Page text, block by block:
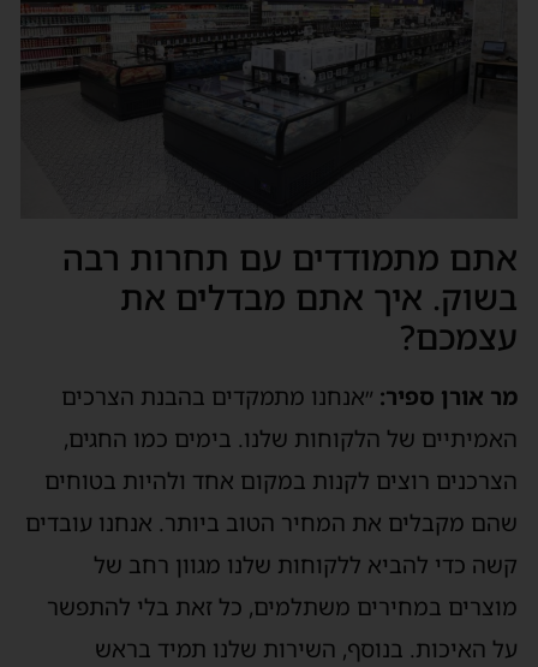
אתם מתמודדים עם תחרות רבה
בשוק. איך אתם מבדלים את
עצמכם?
מר אורן ספיר: ״אנחנו מתמקדים בהבנת הצרכים
האמיתיים של הלקוחות שלנו. בימים כמו החגים,
הצרכנים רוצים לקנות במקום אחד ולהיות בטוחים
שהם מקבלים את המחיר הטוב ביותר. אנחנו עובדים
קשה כדי להביא ללקוחות שלנו מגוון רחב של
מוצרים במחירים משתלמים, כל זאת בלי להתפשר
על האיכות. בנוסף, השירות שלנו תמיד בראש